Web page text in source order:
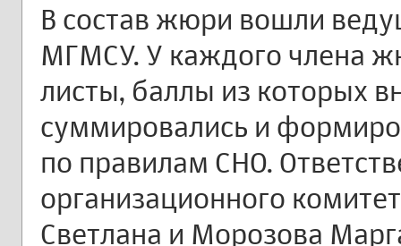
В состав жюри вошли
МГМСУ. У каждого члена
листы, баллы из которых
суммировались и
по правилам СНО.
организационного
Светлана и Морозова